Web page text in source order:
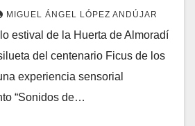
MIGUEL ÁNGEL LÓPEZ ANDÚJAR
estival de la Huerta de Almoradí
del centenario Ficus de los
experiencia sensorial
“Sonidos de…